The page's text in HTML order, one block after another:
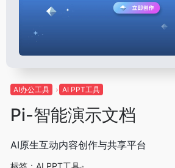
AI办公工具 AI PPT工具
Pi-智能演示文档
AI原生互动内容创作与共享平台
标签： AI PPT工具